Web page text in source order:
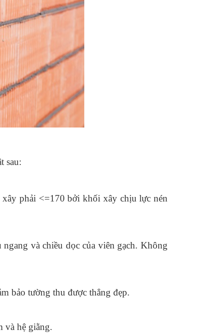
sau:
phải <=170 bởi khối xây chịu lực nén
và chiều dọc của viên gạch. Không
bảo tường thu được thẳng đẹp.
và hệ giằng.